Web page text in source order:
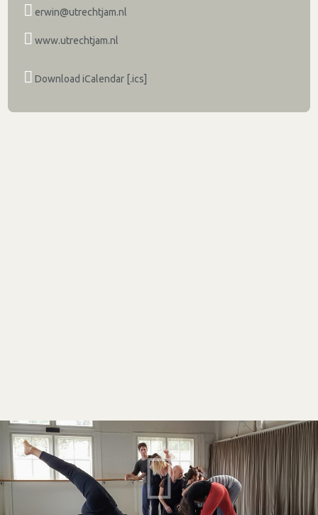
erwin@utrechtjam.nl
www.utrechtjam.nl
Download iCalendar [.ics]